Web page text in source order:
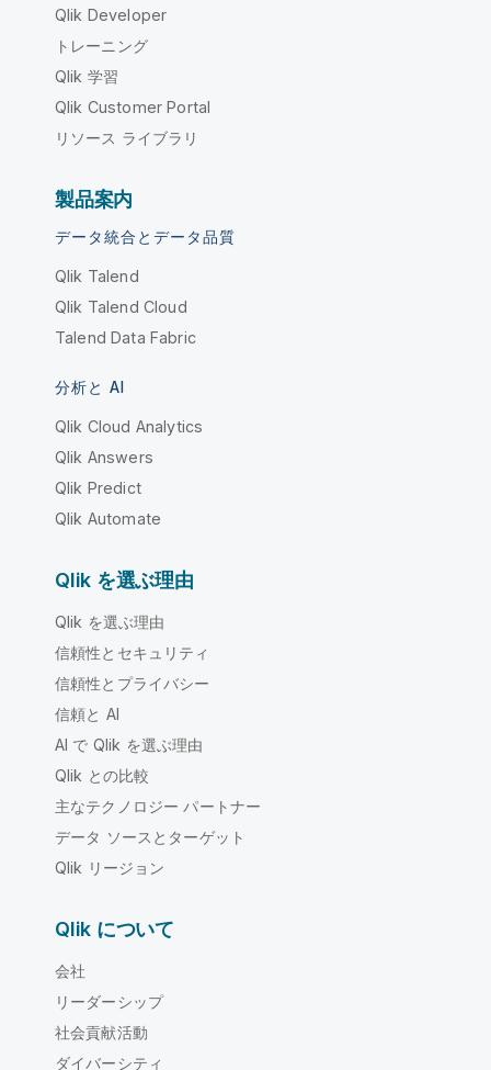
Qlik Developer
トレーニング
Qlik 学習
Qlik Customer Portal
リソース ライブラリ
製品案内
データ統合とデータ品質
Qlik Talend
Qlik Talend Cloud
Talend Data Fabric
分析と AI
Qlik Cloud Analytics
Qlik Answers
Qlik Predict
Qlik Automate
Qlik を選ぶ理由
Qlik を選ぶ理由
信頼性とセキュリティ
信頼性とプライバシー
信頼と AI
AI で Qlik を選ぶ理由
Qlik との比較
主なテクノロジー パートナー
データ ソースとターゲット
Qlik リージョン
Qlik について
会社
リーダーシップ
社会貢献活動
ダイバーシティ